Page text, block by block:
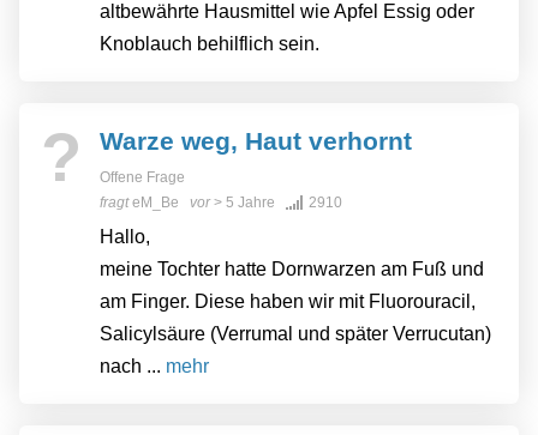
altbewährte Hausmittel wie Apfel Essig oder
Knoblauch behilflich sein.
? Warze weg, Haut verhornt
Offene Frage
fragteM_Be vor> 5 Jahre 2910
Hallo,
meine Tochter hatte Dornwarzen am Fuß und
am Finger. Diese haben wir mit Fluorouracil,
Salicylsäure (Verrumal und später Verrucutan)
nach ... mehr